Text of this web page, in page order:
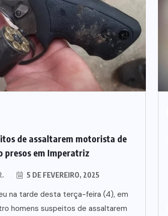
de assaltarem motorista de
presos em Imperatriz
5 DE FEVEREIRO, 2025
na tarde desta terça-feira (4), em
homens suspeitos de assaltarem